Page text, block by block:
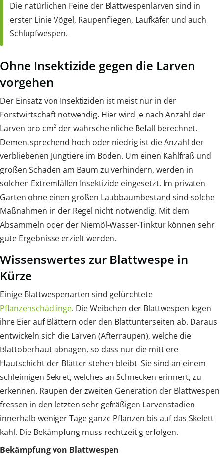
Die natürlichen Feine der Blattwespenlarven sind in
erster Linie Vögel, Raupenfliegen, Laufkäfer und auch
Schlupfwespen.
Ohne Insektizide gegen die Larven
vorgehen
Der Einsatz von Insektiziden ist meist nur in der
Forstwirtschaft notwendig. Hier wird je nach Anzahl der
Larven pro cm² der wahrscheinliche Befall berechnet.
Dementsprechend hoch oder niedrig ist die Anzahl der
verbliebenen Jungtiere im Boden. Um einen Kahlfraß und
großen Schaden am Baum zu verhindern, werden in
solchen Extremfällen Insektizide eingesetzt. Im privaten
Garten ohne einen großen Laubbaumbestand sind solche
Maßnahmen in der Regel nicht notwendig. Mit dem
Absammeln oder der Niemöl-Wasser-Tinktur können sehr
gute Ergebnisse erzielt werden.
Wissenswertes zur Blattwespe in
Kürze
Einige Blattwespenarten sind gefürchtete
Pflanzenschädlinge. Die Weibchen der Blattwespen legen
ihre Eier auf Blättern oder den Blattunterseiten ab. Daraus
entwickeln sich die Larven (Afterraupen), welche die
Blattoberhaut abnagen, so dass nur die mittlere
Hautschicht der Blätter stehen bleibt. Sie sind an einem
schleimigen Sekret, welches an Schnecken erinnert, zu
erkennen. Raupen der zweiten Generation der Blattwespen
fressen in den letzten sehr gefräßigen Larvenstadien
innerhalb weniger Tage ganze Pflanzen bis auf das Skelett
kahl. Die Bekämpfung muss rechtzeitig erfolgen.
Bekämpfung von Blattwespen